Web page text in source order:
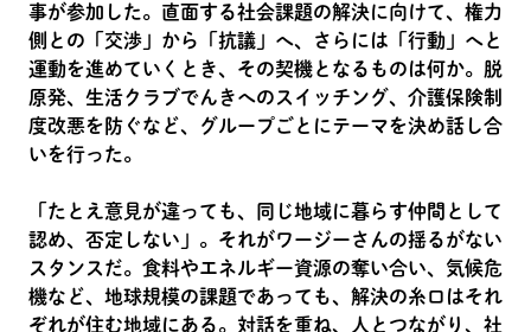
事が参加した。直面する社会課題の解決に向けて、権力
側との「交渉」から「抗議」へ、さらには「行動」へと
運動を進めていくとき、その契機となるものは何か。脱
原発、生活クラブでんきへのスイッチング、介護保険制
度改悪を防ぐなど、グループごとにテーマを決め話し合
いを行った。
「たとえ意見が違っても、同じ地域に暮らす仲間として
認め、否定しない」。それがワージーさんの揺るがない
スタンスだ。食料やエネルギー資源の奪い合い、気候危
機など、地球規模の課題であっても、解決の糸口はそれ
ぞれが住む地域にある。対話を重ね、人とつながり、社